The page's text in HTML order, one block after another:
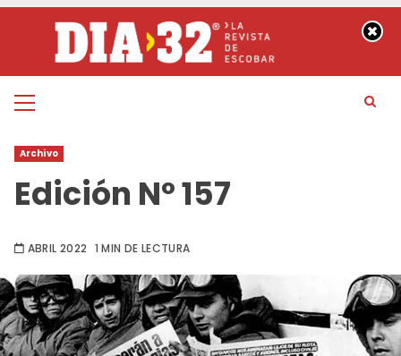
contenido
Menú
Archivo
Edición Nº 157
ABRIL 2022 1 MIN DE LECTURA